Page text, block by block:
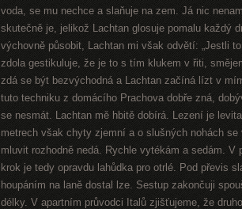
voda, se mu nechce a slaňuje na zem. Já nic
skutečně je, jelikož Lachtan glosuje pomalu každý
výchovně působit, Lachtan mi však odvětí: „Jestli
zdola gestikuluje, že je to s tím klukem v řiti,
zdá se být bezvýchodná a Lachtan začíná lízt v
tuto techniku z domácího Prachova dobře zná,
se nesmát. Lachtan mě hbitě dobírá. Lezení je
metrech však chyty zjemní a o slušných nohách
mluvit rozhodně nedá. Rychle vytékám a sedám.
krok je tedy opravdu lahůdka pro otrlé. Pod převis
houpáním na laně dostal lze. Sestup zakončuji
délky. V apartním průvodci Italů zjišťujeme, že